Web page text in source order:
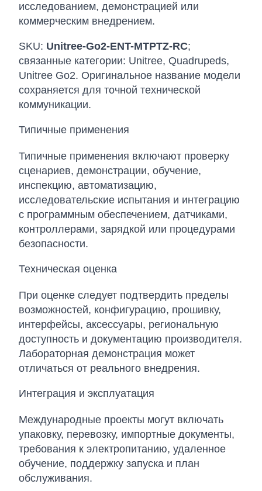
исследованием, демонстрацией или
коммерческим внедрением.
SKU: Unitree-Go2-ENT-MTPTZ-RC;
связанные категории: Unitree, Quadrupeds,
Unitree Go2. Оригинальное название модели
сохраняется для точной технической
коммуникации.
Типичные применения
Типичные применения включают проверку
сценариев, демонстрации, обучение,
инспекцию, автоматизацию,
исследовательские испытания и интеграцию
с программным обеспечением, датчиками,
контроллерами, зарядкой или процедурами
безопасности.
Техническая оценка
При оценке следует подтвердить пределы
возможностей, конфигурацию, прошивку,
интерфейсы, аксессуары, региональную
доступность и документацию производителя.
Лабораторная демонстрация может
отличаться от реального внедрения.
Интеграция и эксплуатация
Международные проекты могут включать
упаковку, перевозку, импортные документы,
требования к электропитанию, удаленное
обучение, поддержку запуска и план
обслуживания.